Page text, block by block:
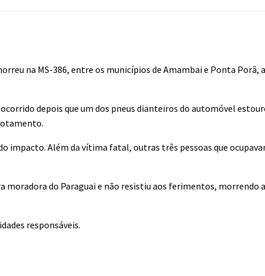
na MS-386, entre os municípios de Amambai e Ponta Porã,
depois que um dos pneus dianteiros do automóvel
impacto. Além da vítima fatal, outras três pessoas que
moradora do Paraguai e não resistiu aos ferimentos, morrendo
responsáveis.